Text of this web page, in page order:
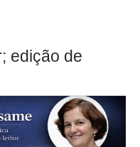
edição de